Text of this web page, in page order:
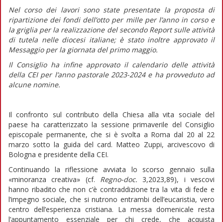
Nel corso dei lavori sono state presentate la proposta di
ripartizione dei fondi dell’otto per mille per l’anno in corso e
la griglia per la realizzazione del secondo Report sulle attività
di tutela nelle diocesi italiane; è stato inoltre approvato il
Messaggio per la giornata del primo maggio.
Il Consiglio ha infine approvato il calendario delle attività
della CEI per l’anno pastorale 2023-2024 e ha provveduto ad
alcune nomine.
Il confronto sul contributo della Chiesa alla vita sociale del
paese ha caratterizzato la sessione primaverile del Consiglio
episcopale permanente, che si è svolta a Roma dal 20 al 22
marzo sotto la guida del card. Matteo Zuppi, arcivescovo di
Bologna e presidente della CEI.
Continuando la riflessione avviata lo scorso gennaio sulla
«minoranza creativa» (cf. Regno-doc. 3,2023,89), i vescovi
hanno ribadito che non c’è contraddizione tra la vita di fede e
l’impegno sociale, che si nutrono entrambi dell’eucaristia, vero
centro dell’esperienza cristiana. La messa domenicale resta
l’appuntamento essenziale per chi crede, che acquista